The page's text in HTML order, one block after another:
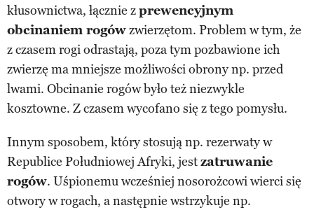
kłusownictwa, łącznie zprewencyjnym
obcinaniem rogówzwierzętom. Problem w tym, że
z czasem rogi odrastają, poza tym pozbawione ich
zwierzę ma mniejsze możliwości obrony np. przed
lwami. Obcinanie rogów było też niezwykle
kosztowne. Z czasem wycofano się z tego pomysłu.
Innym sposobem, który stosują np. rezerwaty w
Republice Południowej Afryki, jestzatruwanie
rogów. Uśpionemu wcześniej nosorożcowi wierci się
otwory w rogach, a następnie wstrzykuje np.